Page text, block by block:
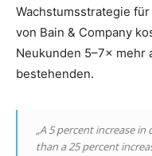
Wachstumsstrategie
von Bain & Company
Neukunden 5–7× mehr
bestehenden.
„A 5 percent increase
than a 25 percent